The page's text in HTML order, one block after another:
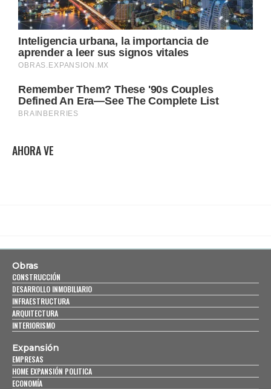
AHORA VE
Obras
CONSTRUCCIÓN
DESARROLLO INMOBILIARIO
INFRAESTRUCTURA
ARQUITECTURA
INTERIORISMO
Expansión
EMPRESAS
HOME EXPANSIÓN POLITICA
ECONOMÍA